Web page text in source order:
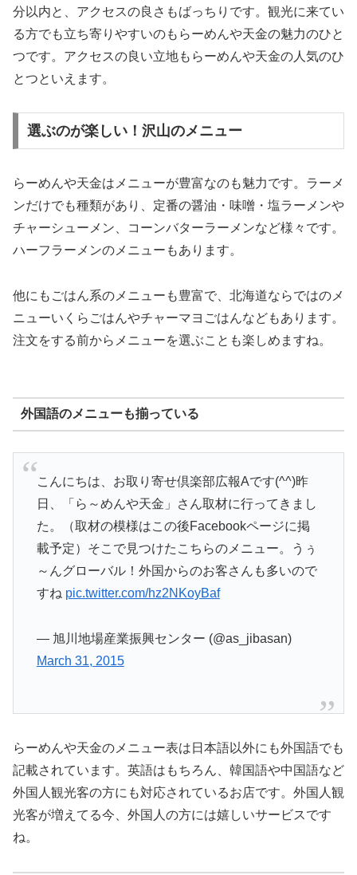
分以内と、アクセスの良さもばっちりです。観光に来てい
る方でも立ち寄りやすいのもらーめんや天金の魅力のひと
つです。アクセスの良い立地もらーめんや天金の人気のひ
とつといえます。
選ぶのが楽しい！沢山のメニュー
らーめんや天金はメニューが豊富なのも魅力です。ラーメ
ンだけでも種類があり、定番の醤油・味噌・塩ラーメンや
チャーシューメン、コーンバターラーメンなど様々です。
ハーフラーメンのメニューもあります。
他にもごはん系のメニューも豊富で、北海道ならではのメ
ニューいくらごはんやチャーマヨごはんなどもあります。
注文をする前からメニューを選ぶことも楽しめますね。
外国語のメニューも揃っている
こんにちは、お取り寄せ倶楽部広報Aです(^^)昨
日、「ら～めんや天金」さん取材に行ってきまし
た。（取材の模様はこの後Facebookページに掲
載予定）そこで見つけたこちらのメニュー。うぅ
～んグローバル！外国からのお客さんも多いので
すね pic.twitter.com/hz2NKoyBaf
— 旭川地場産業振興センター (@as_jibasan)
March 31, 2015
らーめんや天金のメニュー表は日本語以外にも外国語でも
記載されています。英語はもちろん、韓国語や中国語など
外国人観光客の方にも対応されているお店です。外国人観
光客が増えてる今、外国人の方には嬉しいサービスです
ね。